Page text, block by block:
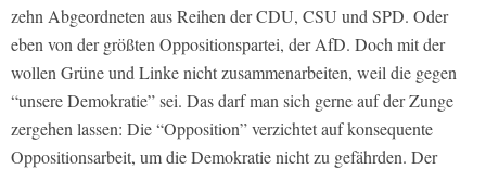
zehn Abgeordneten aus Reihen der CDU, CSU und SPD. Oder
eben von der größten Oppositionspartei, der AfD. Doch mit der
wollen Grüne und Linke nicht zusammenarbeiten, weil die gegen
“unsere Demokratie” sei. Das darf man sich gerne auf der Zunge
zergehen lassen: Die “Opposition” verzichtet auf konsequente
Oppositionsarbeit, um die Demokratie nicht zu gefährden. Der